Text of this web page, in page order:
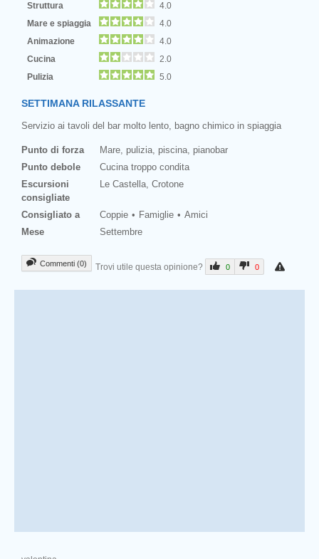
Struttura
4.0
Mare e spiaggia
4.0
Animazione
4.0
Cucina
2.0
Pulizia
5.0
SETTIMANA RILASSANTE
Servizio ai tavoli del bar molto lento, bagno chimico in spiaggia
Punto di forza
Mare, pulizia, piscina, pianobar
Punto debole
Cucina troppo condita
Escursioni
consigliate
Le Castella, Crotone
Consigliato a Coppie Famiglie
Amici
Mese
Settembre
Commenti (0) Trovi utile questa opinione? 0 0